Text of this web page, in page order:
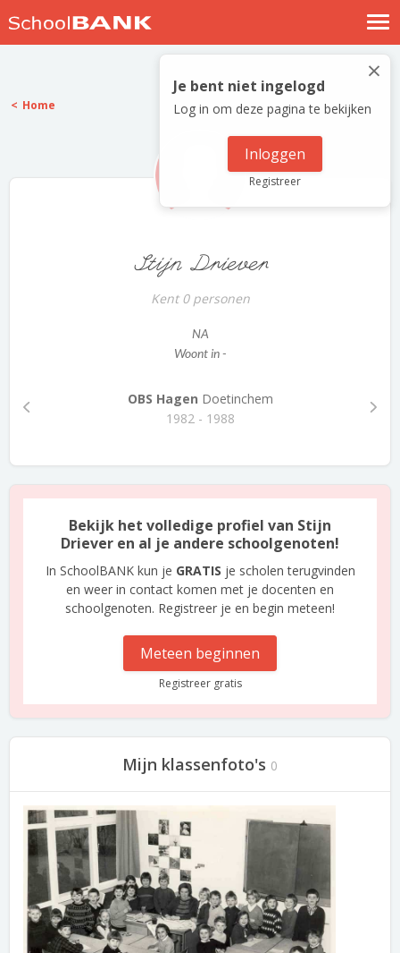
Nostalgische verhalen
Log in
Meld je gratis aan
×
Je bent niet ingelogd
Log in om deze pagina te bekijken
Inloggen
Registreer
Home
Stijn Driever
Kent 0 personen
NA
Woont in -
OBS Hagen Doetinchem
1982 - 1988
Bekijk het volledige profiel van Stijn
Driever en al je andere schoolgenoten!
In SchoolBANK kun je GRATIS je scholen terugvinden
en weer in contact komen met je docenten en
schoolgenoten. Registreer je en begin meteen!
Meteen beginnen
Registreer gratis
Mijn klassenfoto's 0